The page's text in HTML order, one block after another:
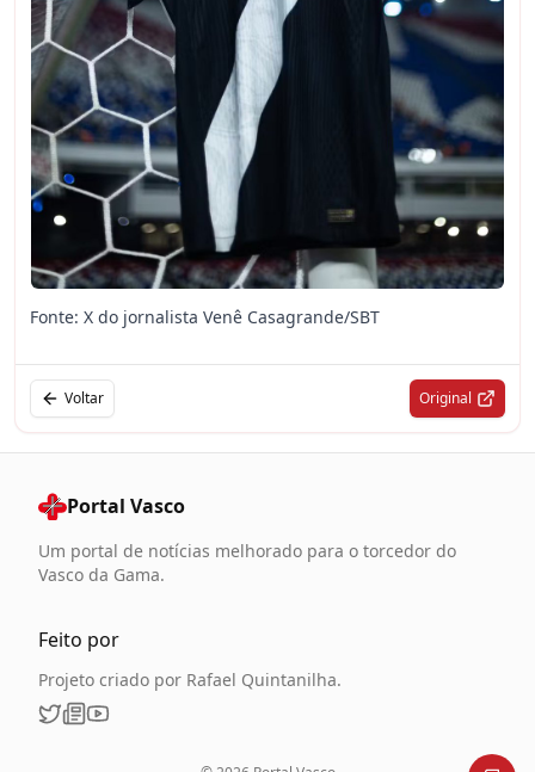
Fonte: X do jornalista Venê Casagrande/SBT
Voltar Original
Portal Vasco
Um portal de notícias melhorado para o torcedor do
Vasco da Gama.
Feito por
Projeto criado por Rafael Quintanilha.